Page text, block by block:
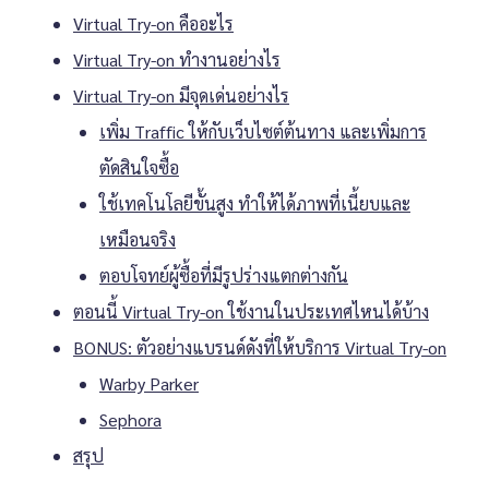
Virtual Try-on คืออะไร
Virtual Try-on ทำงานอย่างไร
Virtual Try-on มีจุดเด่นอย่างไร
เพิ่ม Traffic ให้กับเว็บไซต์ต้นทาง และเพิ่มการ
ตัดสินใจซื้อ
ใช้เทคโนโลยีขั้นสูง ทำให้ได้ภาพที่เนี้ยบและ
เหมือนจริง
ตอบโจทย์ผู้ซื้อที่มีรูปร่างแตกต่างกัน
ตอนนี้ Virtual Try-on ใช้งานในประเทศไหนได้บ้าง
BONUS: ตัวอย่างแบรนด์ดังที่ให้บริการ Virtual Try-on
Warby Parker
Sephora
สรุป